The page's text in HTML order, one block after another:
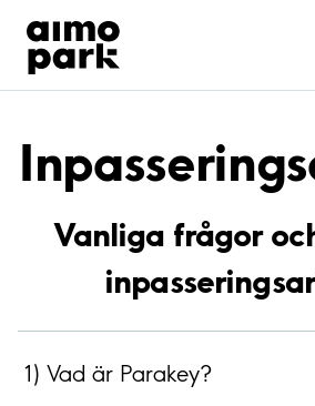
Hitta parkering
Samarbete
Kundservice
Vanliga frågor
1) Vad är Parakey?